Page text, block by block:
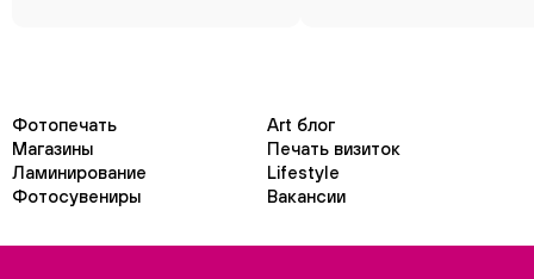
Фотопечать
Art блог
Магазины
Печать визиток
Ламинирование
Lifestyle
Фотосувениры
Вакансии